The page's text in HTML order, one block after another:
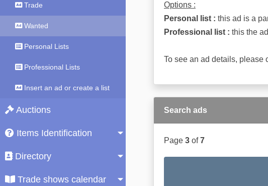
Trade
Wanted
Personal Lists
Professional Lists
Insert an ad or create a list
Auctions
Items Identification
Directory
Trade shows calendar
Options :
Personal list : this ad is a
Professional list : this the
To see an ad details, please
Search ads
Page 3 of7